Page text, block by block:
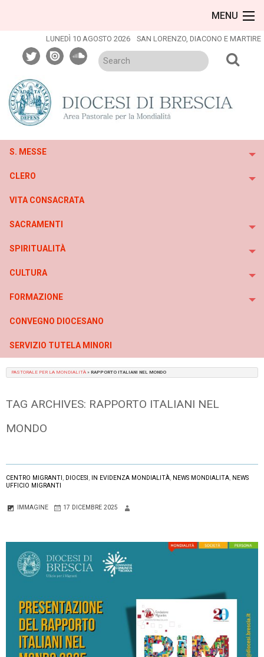
MENU
LUNEDÌ 10 AGOSTO 2026 SAN LORENZO, DIACONO E MARTIRE
twitterissuusoundcloud
S. MESSE
CLERO
VITA CONSACRATA
SACRAMENTI
SPIRITUALITÀ
CULTURA
FORMAZIONE
CONVEGNO DIOCESANO
SERVIZIO TUTELA MINORI
PASTORALE PER LA MONDIALITÀ » RAPPORTO ITALIANI NEL MONDO
TAG ARCHIVES: RAPPORTO ITALIANI NEL
MONDO
CENTRO MIGRANTI DIOCESI IN EVIDENZA MONDIALITÀ NEWS MONDIALITA NEWS
UFFICIO MIGRANTI
IMMAGINE 17 DICEMBRE 2025